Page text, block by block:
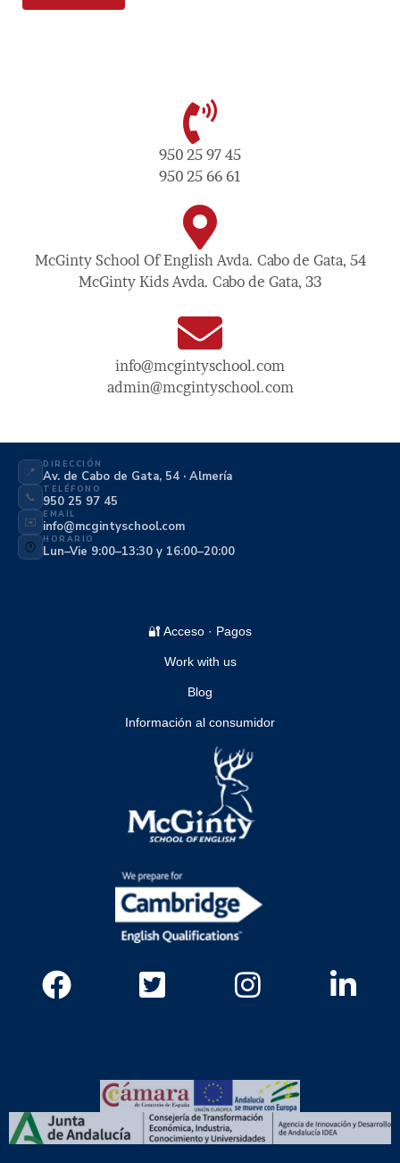
950 25 97 45
950 25 66 61
McGinty School Of English Avda. Cabo de Gata, 54
McGinty Kids Avda. Cabo de Gata, 33
info@mcgintyschool.com
admin@mcgintyschool.com
📍
DIRECCIÓN
Av. de Cabo de Gata, 54 · Almería
📞
TELÉFONO
950 25 97 45
✉️
EMAIL
info@mcgintyschool.com
🕐
HORARIO
Lun–Vie 9:00–13:30 y 16:00–20:00
🔐 Acceso · Pagos
Work with us
Blog
Información al consumidor